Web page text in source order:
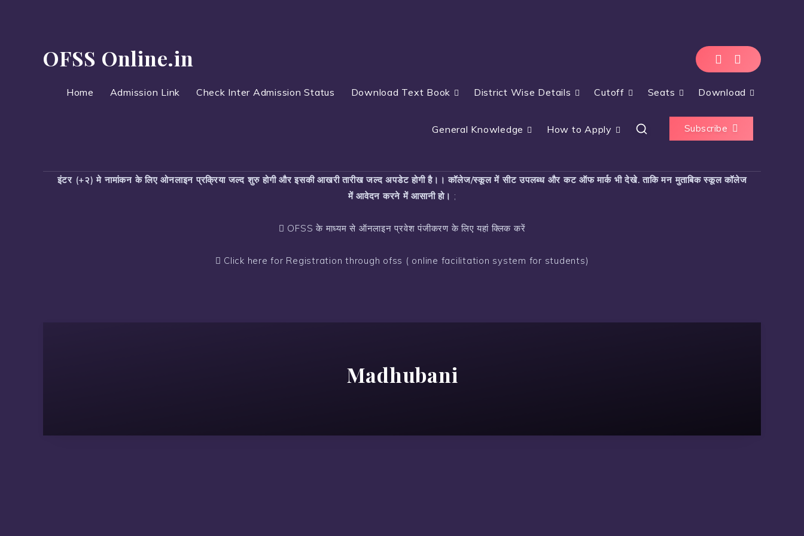
OFSS Online.in
Home Admission Link Check Inter Admission Status Download Text Book District Wise Details Cutoff Seats Download
General Knowledge How to Apply Subscribe
इंटर (+२) मे नामांकन के लिए ओनलाइन प्रक्रिया जल्द शुरु होगी और इसकी आखरी तारीख जल्द अपडेट होगी है।। कॉलेज/स्कूल में सीट उपलब्ध और कट ऑफ मार्क भी देखे. ताकि मन मुताबिक स्कूल कॉलेज
में आवेदन करने में आसानी हो। ;
OFSS के माध्यम से ऑनलाइन प्रवेश पंजीकरण के लिए यहां क्लिक करें
Click here for Registration through ofss ( online facilitation system for students)
Madhubani